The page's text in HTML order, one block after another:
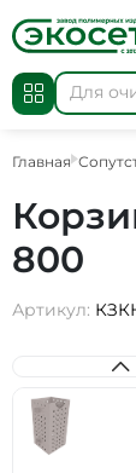
Главная
800
Артикул: